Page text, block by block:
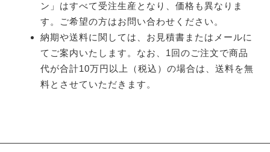
ン」はすべて受注生産となり、価格も異なりま
す。ご希望の方はお問い合わせください。
納期や送料に関しては、お見積書またはメールに
てご案内いたします。なお、1回のご注文で商品
代が合計10万円以上（税込）の場合は、送料を無
料とさせていただきます。